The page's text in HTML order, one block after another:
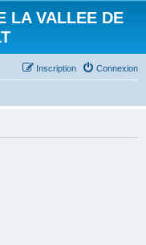
LA VALLEE DE
Connexion
Inscription